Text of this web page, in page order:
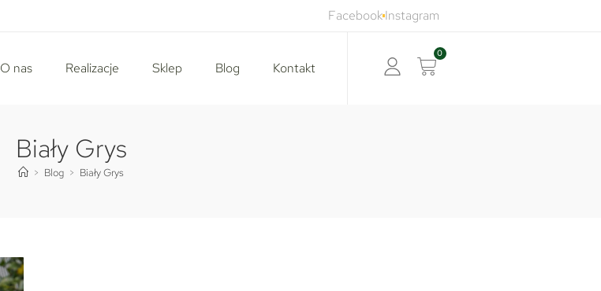
FacebookInstagram
O nas Realizacje Sklep Blog Kontakt
0
Biały Grys
> Blog > Biały Grys